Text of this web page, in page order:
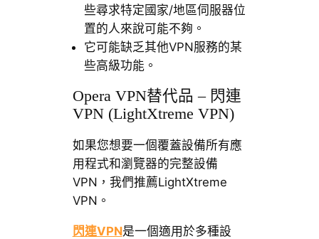
些尋求特定國家/地區伺服器位
置的人來說可能不夠。
它可能缺乏其他VPN服務的某
些高級功能。
Opera VPN替代品 – 閃連
VPN (LightXtreme VPN)
如果您想要一個覆蓋設備所有應
用程式和瀏覽器的完整設備
VPN，我們推薦LightXtreme
VPN。
閃連VPN是一個適用於多種設